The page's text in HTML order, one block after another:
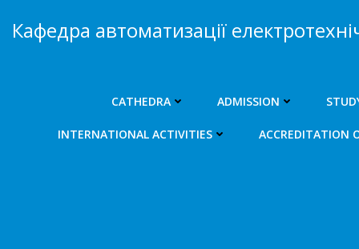
content
Кафедра автоматизації
CATHEDRA ADMISSION
INTERNATIONAL ACTIVITIES ACCREDITATION